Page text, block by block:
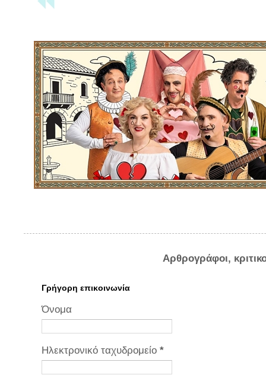
Αρθρογράφοι,
Γρήγορη επικοινωνία
Όνομα
Ηλεκτρονικό ταχυδρομείο *